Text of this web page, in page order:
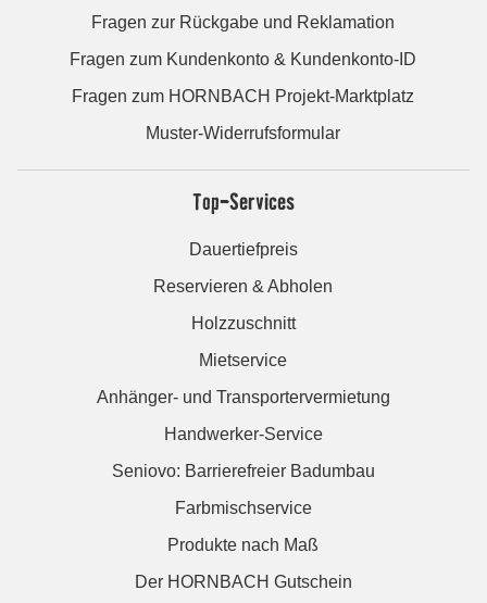
Fragen zur Rückgabe und Reklamation
Fragen zum Kundenkonto & Kundenkonto-ID
Fragen zum HORNBACH Projekt-Marktplatz
Muster-Widerrufsformular
Top-Services
Dauertiefpreis
Reservieren & Abholen
Holzzuschnitt
Mietservice
Anhänger- und Transportervermietung
Handwerker-Service
Seniovo: Barrierefreier Badumbau
Farbmischservice
Produkte nach Maß
Der HORNBACH Gutschein